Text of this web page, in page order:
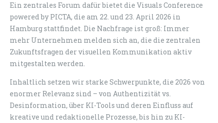
Ein zentrales Forum dafür bietet die Visuals Conference
powered by PICTA, die am 22. und 23. April 2026 in
Hamburg stattfindet. Die Nachfrage ist groß: Immer
mehr Unternehmen melden sich an, die die zentralen
Zukunftsfragen der visuellen Kommunikation aktiv
mitgestalten werden.
Inhaltlich setzen wir starke Schwerpunkte, die 2026 von
enormer Relevanz sind – von Authentizität vs.
Desinformation, über KI-Tools und deren Einfluss auf
kreative und redaktionelle Prozesse, bis hin zu KI-